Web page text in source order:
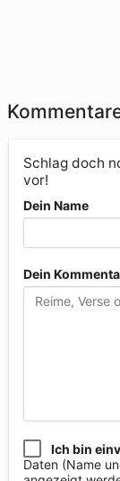
Schlag doch
vor!
Dein Name
Dein
Ich bin
Daten (Name